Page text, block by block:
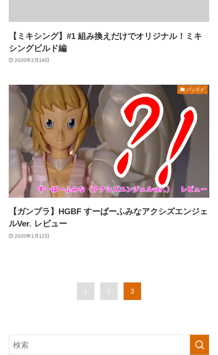
【ミキシング】#1 組み換えだけでオリジナル！ミキ
シングビルド編
2020年2月19日
バンダイ
【ガンプラ】HGBF すーぱーふみなアクシズエンジェ
ルVer. レビュー
2020年1月12日
1 2 3